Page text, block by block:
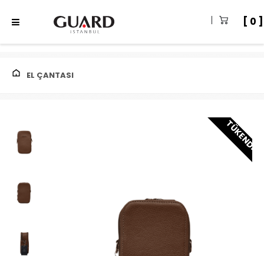
0
EL ÇANTASI
TÜKENDI